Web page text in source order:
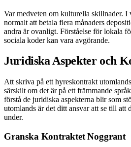
Var medveten om kulturella skillnader. I
normalt att betala flera månaders
andra är ovanligt. Förståelse för lokala
sociala koder kan vara avgörande.
Juridiska Aspekter och
Att skriva på ett hyreskontrakt
särskilt om det är på ett främmande
förstå de juridiska aspekterna blir som
utomlands är det ditt ansvar att se till att
under.
Granska Kontraktet Noggrant